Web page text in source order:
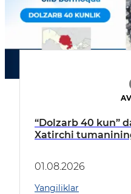
“Dolzarb 40 kun”
Xatirchi
borildi
01.08.2026
Yangiliklar